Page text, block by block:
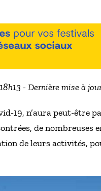
- Dernière mise à
19, n’aura peut-être
de nombreuses
de leurs activités,